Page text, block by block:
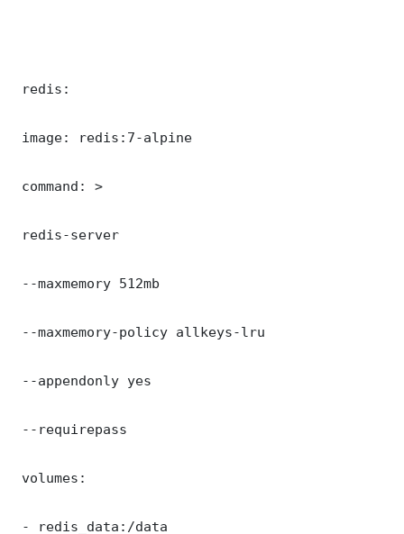
redis:
image: redis:7-alpine
command: >
redis-server
--maxmemory 512mb
--maxmemory-policy allkeys-lru
--appendonly yes
--requirepass
volumes:
- redis_data:/data